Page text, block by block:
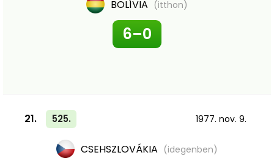
BOLÍVIA (itthon)
6–0
21. 525. 1977. nov. 9.
CSEHSZLOVÁKIA (idegenben)